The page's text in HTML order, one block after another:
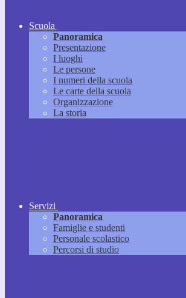
Scuola
Panoramica
Presentazione
I luoghi
Le persone
I numeri della scuola
Le carte della scuola
Organizzazione
La storia
Servizi
Panoramica
Famiglie e studenti
Personale scolastico
Percorsi di studio